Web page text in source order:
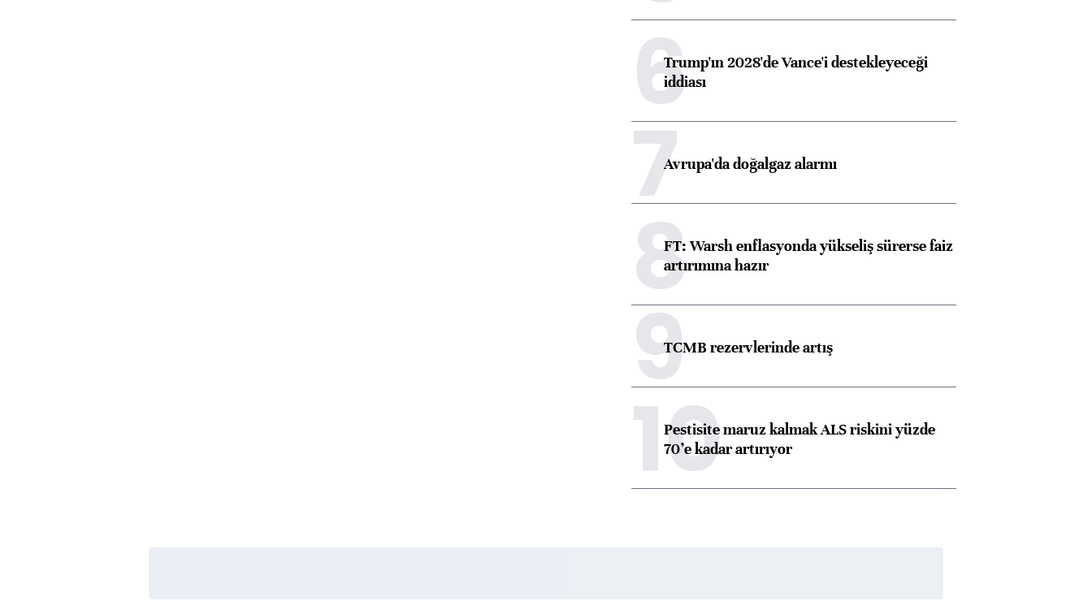
6Trump'ın 2028'de Vance'i destekleyeceği
iddiası
7Avrupa'da doğalgaz alarmı
8FT: Warsh enflasyonda yükseliş sürerse faiz
artırımına hazır
9TCMB rezervlerinde artış
10
Pestisite maruz kalmak ALS riskini yüzde
70’e kadar artırıyor